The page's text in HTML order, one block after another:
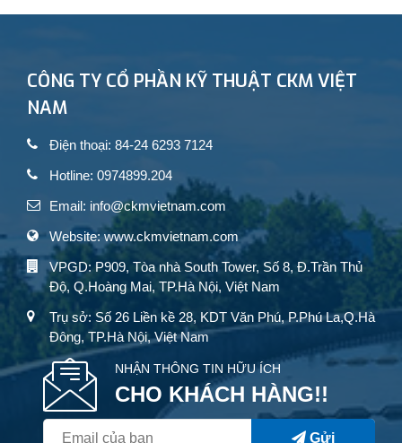
CÔNG TY CỔ PHẦN KỸ THUẬT CKM VIỆT
NAM
Điện thoại: 84-24 6293 7124
Hotline: 0974899.204
Email: info@ckmvietnam.com
Website: www.ckmvietnam.com
VPGD: P909, Tòa nhà South Tower, Số 8, Đ.Trần Thủ
Độ, Q.Hoàng Mai, TP.Hà Nội, Việt Nam
Trụ sở: Số 26 Liền kề 28, KDT Văn Phú, P.Phú La,Q.Hà
Đông, TP.Hà Nội, Việt Nam
NHẬN THÔNG TIN HỮU ÍCH
CHO KHÁCH HÀNG!!
Gửi